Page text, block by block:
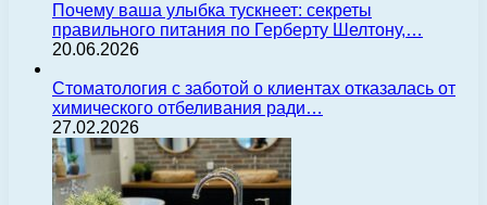
Почему ваша улыбка тускнеет: секреты
правильного питания по Герберту Шелтону,…
20.06.2026
Стоматология с заботой о клиентах отказалась от
химического отбеливания ради…
27.02.2026